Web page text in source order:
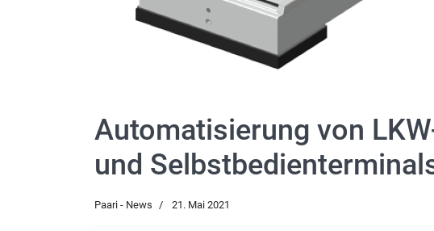
Automatisierung von
und
Paari - News 21. Mai 2021